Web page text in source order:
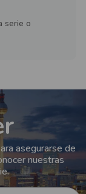
serie o
asegurarse de
nuestras